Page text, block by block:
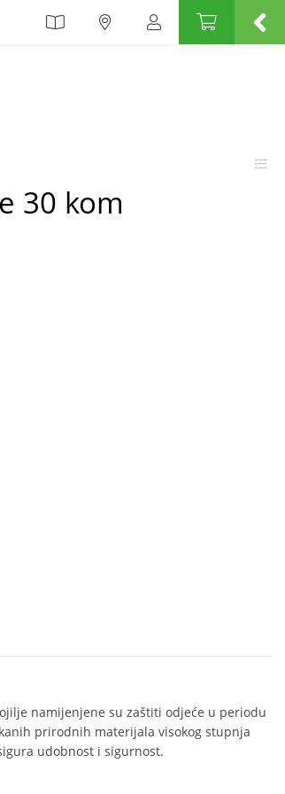
30 kom
namijenjene su zaštiti odjeće u periodu
prirodnih materijala visokog stupnja
udobnost i sigurnost.